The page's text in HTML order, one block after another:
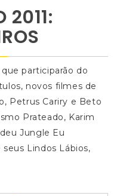
2011:
participarão do
novos filmes de
Petrus Cariry e Beto
Prateado, Karim
Jungle Eu
Lindos Lábios,